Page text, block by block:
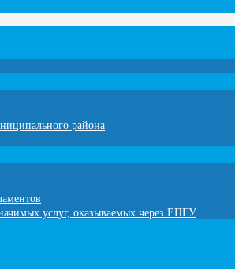
района
услуг, оказываемых через ЕПГУ